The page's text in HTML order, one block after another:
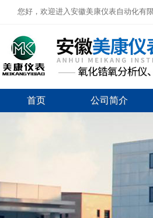
您好，欢迎进入安徽美康仪表自动化有
首页 公司简介